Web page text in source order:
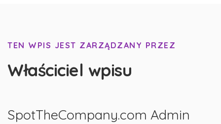
TEN WPIS JEST ZARZĄDZANY PRZEZ
Właściciel wpisu
SpotTheCompany.com Admin